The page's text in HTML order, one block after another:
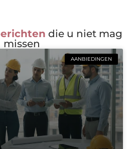
die u niet mag
missen
AANBIEDINGEN